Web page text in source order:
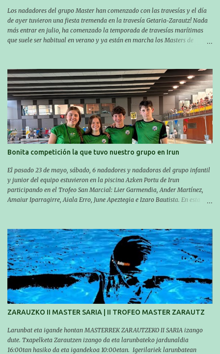
Los nadadores del grupo Master han comenzado con las travesías y el día
de ayer tuvieron una fiesta tremenda en la travesía Getaria-Zarautz! Nada
más entrar en julio, ha comenzado la temporada de travesías marítimas
que suele ser habitual en verano y ya están en marcha los Masters de
próxima cita. Para empezar, el 13 de julio, Manu Santos participó en la
XXXVIII. Travesía a nado de Ondarroa y recorrió una distancia de 1600
metros en 28 minutos y 30 segundos. Al día siguiente, Manu Santos y su
compañero Asier Gorostegi participaron en la V. San Antón Bira. En esta
travesía se realiza un recorrido desde la playa de Gaztetape hasta la playa
de Malkorbe, pero debido al estado del mar de aquel día, la organización
decidió hacerlo en el interior de la bahía de la playa de Malkorbe. Así,
Asier completó el recorrido en 29 minutos y 30 segundos, c...
Bonita competición la que tuvo nuestro grupo en Irun
El pasado 23 de mayo, sábado, 6 nadadores y nadadoras del grupo infantil
y junior del equipo estuvieron en la piscina Azken Portu de Irun
participando en el Trofeo San Marcial: Lier Garmendia, Ander Martínez,
Amaiur Iparragirre, Aiala Erro, June Apeztegia e Izaro Bautista. En esta
marcas. A pesar de no conseguir marca, pasaron una tarde muy buena y
sirvió para reforzar su experiencia. La mayoría ya ha terminado la
temporada, pero seguiremos trabajando con quienes están en la recta final,
trabajando para que cada uno consiga sus objetivos personales. BRNPWR!
ZARAUZKO II MASTER SARIA | II TROFEO MASTER ZARAUTZ
Larunbat eta igande hontan MASTERREK ZARAUTZEKO II SARIA izango
dute. Txapelketa Zarautzen izango da eta larunbateko jardunaldia
16:00tan hasiko da eta igandekoa 10:00etan. Igerilariek larunbatean